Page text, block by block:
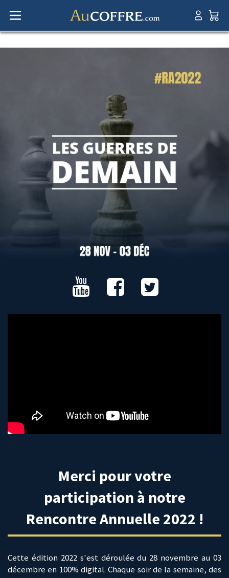
Merci pour votre
participation à notre
Rencontre Annuelle 2022 !
Cette édition 2022 s'est déroulée du 28 novembre au 03
décembre en 100% digital. Chaque soir de la semaine, des